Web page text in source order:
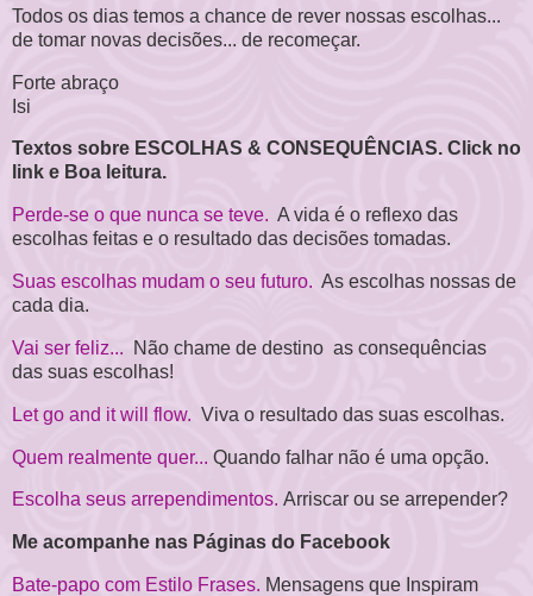
Todos os dias temos a chance de rever nossas escolhas...
de tomar novas decisões... de recomeçar.
Forte abraço
Isi
Textos sobre ESCOLHAS & CONSEQUÊNCIAS. Click no
link e Boa leitura.
Perde-se o que nunca se teve. A vida é o reflexo das
escolhas feitas e o resultado das decisões tomadas.
Suas escolhas mudam o seu futuro. As escolhas nossas de
cada dia.
Vai ser feliz... Não chame de destino as consequências
das suas escolhas!
Let go and it will flow. Viva o resultado das suas escolhas.
Quem realmente quer... Quando falhar não é uma opção.
Escolha seus arrependimentos. Arriscar ou se arrepender?
Me acompanhe nas Páginas do Facebook
Bate-papo com Estilo Frases. Mensagens que Inspiram